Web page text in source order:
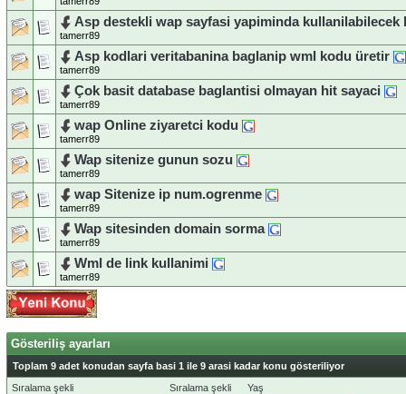
Asp destekli wap sayfasi yapiminda kullanilabilecek
tamerr89
Asp kodlari veritabanina baglanip wml kodu üretir
tamerr89
Çok basit database baglantisi olmayan hit sayaci
tamerr89
wap Online ziyaretci kodu
tamerr89
Wap sitenize gunun sozu
tamerr89
wap Sitenize ip num.ogrenme
tamerr89
Wap sitesinden domain sorma
tamerr89
Wml de link kullanimi
tamerr89
Gösteriliş ayarları
Toplam 9 adet konudan sayfa basi 1 ile 9 arasi kadar konu gösteriliyor
Sıralama şekli
Sıralama şekli Yaş